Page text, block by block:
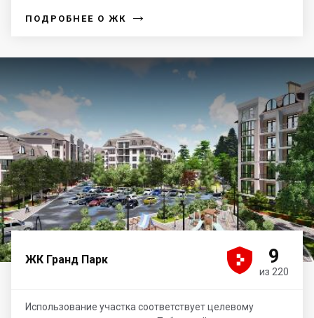
ПОДРОБНЕЕ О ЖК →
ЖК Гранд Парк 



 9
из 220
Использование участка соответствует целевому